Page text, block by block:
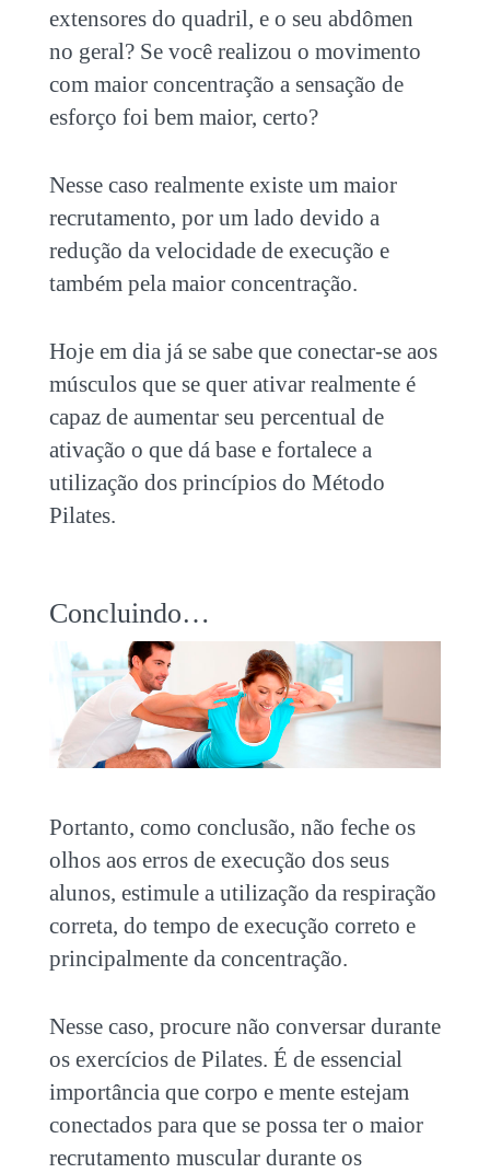
extensores do quadril, e o seu abdômen
no geral? Se você realizou o movimento
com maior concentração a sensação de
esforço foi bem maior, certo?
Nesse caso realmente existe um maior
recrutamento, por um lado devido a
redução da velocidade de execução e
também pela maior concentração.
Hoje em dia já se sabe que conectar-se aos
músculos que se quer ativar realmente é
capaz de aumentar seu percentual de
ativação o que dá base e fortalece a
utilização dos princípios do Método
Pilates.
Concluindo…
Portanto, como conclusão, não feche os
olhos aos erros de execução dos seus
alunos, estimule a utilização da respiração
correta, do tempo de execução correto e
principalmente da concentração.
Nesse caso, procure não conversar durante
os exercícios de Pilates. É de essencial
importância que corpo e mente estejam
conectados para que se possa ter o maior
recrutamento muscular durante os